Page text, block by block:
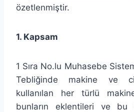
özetlenmiştir.
1. Kapsam
1 Sıra No.lu Muhasebe
Tebliğinde makine ve
kullanılan her türlü
bunların eklentileri ve bu